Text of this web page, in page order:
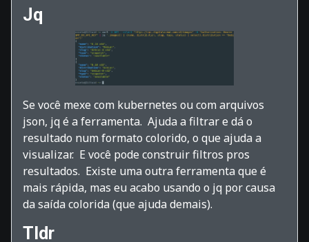
Jq
Se você mexe com kubernetes ou com arquivos
json, jq é a ferramenta. Ajuda a filtrar e dá o
resultado num formato colorido, o que ajuda a
visualizar. E você pode construir filtros pros
resultados. Existe uma outra ferramenta que é
mais rápida, mas eu acabo usando o jq por causa
da saída colorida (que ajuda demais).
Tldr